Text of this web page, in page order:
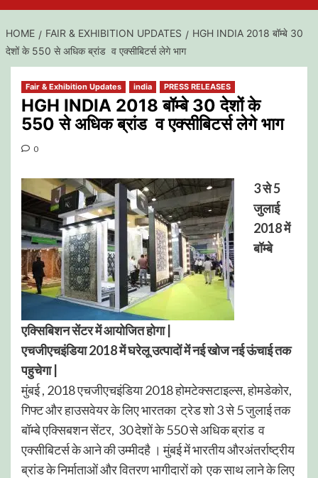
HOME FAIR & EXHIBITION UPDATES
HGH INDIA 2018 बॉम्बे 30
देशों के 550 से अधिक ब्रांड व एक्सीबिटर्स लेगे भाग
Fair & Exhibition Updates india PRESS RELEASES
HGH INDIA 2018 बॉम्बे 30 देशों के
550 से अधिक ब्रांड व एक्सीबिटर्स लेगे भाग
0
3 से 5
जुलाई
2018 में
बॉम्बे
एक्सिबिशन सेंटर में आयोजित होगा |
एचजीएचइंडिया 2018 में घरेलू उत्पादों में नई खोज नई ऊंचाई तक
पहुचेगा |
मुंबई , 2018 एचजीएचइंडिया 2018 होमटेक्सटाइल्स, होमडेकोर,
गिफ्ट और हाउसवेयर के लिए भारतका ट्रेड शो 3 से 5 जुलाई तक
बॉम्बे एक्सिबशन सेंटर, 30 देशों के 550 से अधिक ब्रांड व
एक्सीबिटर्स के आने की उम्मीदहै । मुंबई में भारतीय औरअंतर्राष्ट्रीय
ब्रांड के निर्माताओं और वितरण भागीदारों को एक साथ लाने के लिए